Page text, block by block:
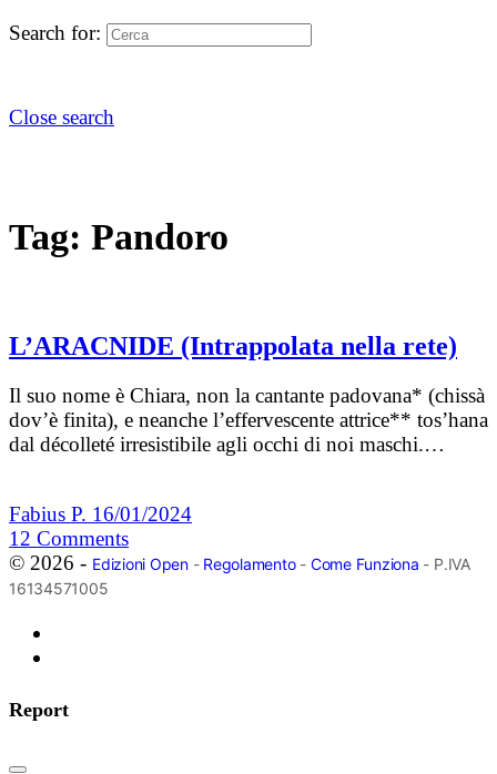
Search for:
Close search
Tag: Pandoro
L’ARACNIDE (Intrappolata nella rete)
Il suo nome è Chiara, non la cantante padovana* (chissà
dov’è finita), e neanche l’effervescente attrice** tos’hana
dal décolleté irresistibile agli occhi di noi maschi.…
Fabius P. 16/01/2024
12 Comments
© 2026 - Edizioni Open- Regolamento- Come Funziona - P.IVA
16134571005
Report